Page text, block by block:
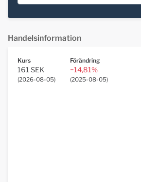
Handelsinformation
Kurs
161 SEK
(2026-08-05)
Förändring
−14,81%
(2025-08-05)